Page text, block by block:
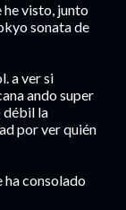
he visto, junto
sonata de
a ver si
ando super
débil la
por ver quién
consolado